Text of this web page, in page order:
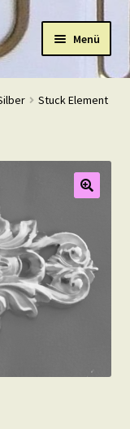
Menü
Stuck Element